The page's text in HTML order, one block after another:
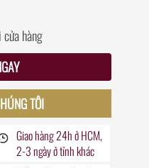
hàng
TÔI
Giao hàng24hở HCM,
2-3 ngày ở tỉnh khác